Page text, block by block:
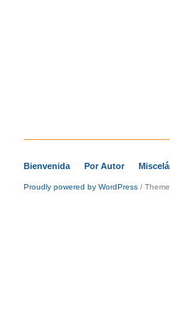
Bienvenida Por Autor
Proudly powered by WordPress /